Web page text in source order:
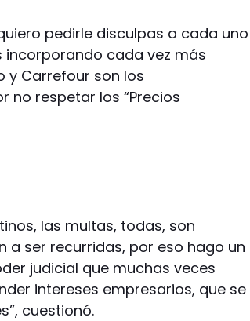
pedirle disculpas a cada uno
cada vez más
y Carrefour son los
no respetar los “Precios
las multas, todas, son
a ser recurridas, por eso hago un
judicial que muchas veces
intereses empresarios, que se
cuestionó.